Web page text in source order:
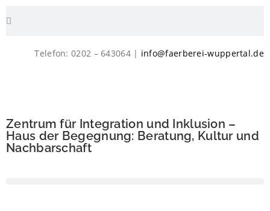
Telefon: 0202 – 643064 | info@faerberei-wuppertal.de
Zentrum für Integration und Inklusion –
Haus der Begegnung: Beratung, Kultur und
Nachbarschaft